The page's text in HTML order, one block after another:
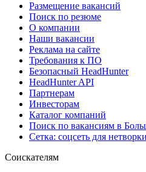
Размещение вакансий
Поиск по резюме
О компании
Наши вакансии
Реклама на сайте
Требования к ПО
Безопасный HeadHunter
HeadHunter API
Партнерам
Инвесторам
Каталог компаний
Поиск по вакансиям в
Сетка: соцсеть для
Соискателям